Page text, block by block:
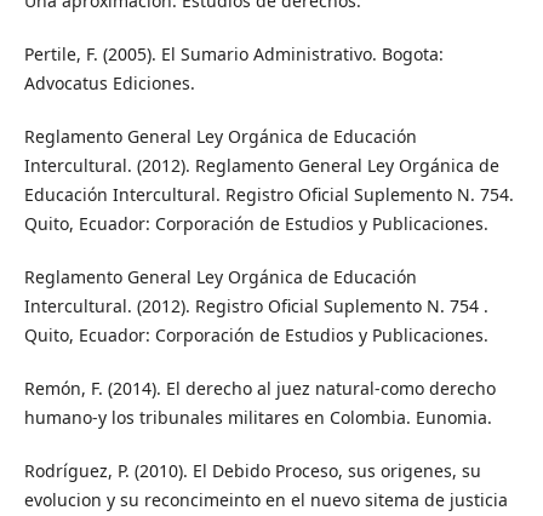
Pertile, F. (2005). El Sumario Administrativo. Bogota:
Advocatus Ediciones.
Reglamento General Ley Orgánica de Educación
Intercultural. (2012). Reglamento General Ley Orgánica de
Educación Intercultural. Registro Oficial Suplemento N. 754.
Quito, Ecuador: Corporación de Estudios y Publicaciones.
Reglamento General Ley Orgánica de Educación
Intercultural. (2012). Registro Oficial Suplemento N. 754 .
Quito, Ecuador: Corporación de Estudios y Publicaciones.
Remón, F. (2014). El derecho al juez natural-como derecho
humano-y los tribunales militares en Colombia. Eunomia.
Rodríguez, P. (2010). El Debido Proceso, sus origenes, su
evolucion y su reconcimeinto en el nuevo sitema de justicia